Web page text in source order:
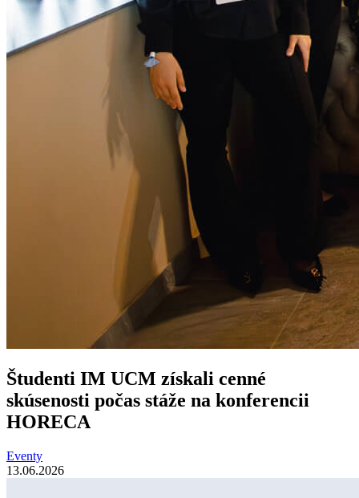
Študenti IM UCM získali cenné
skúsenosti počas stáže na konferencii
HORECA
Eventy
13.06.2026